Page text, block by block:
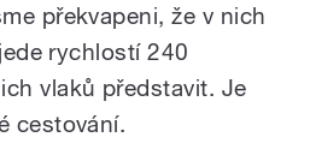
překvapeni, že v nich
rychlostí 240
vlaků představit. Je
cestování.